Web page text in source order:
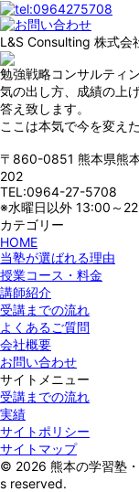
L&S Consulting 株式会
勉強戦略コンサルティ
気の出し方、成績の上
答え致します。
ここは本気で今を変え
〒860-0851 熊本県熊
202
TEL:0964-27-5708
※水曜日以外 13:00～
カテゴリー
HOME
当塾が選ばれる理由
授業コース・料金
講師紹介
受講までの流れ
よくあるご質問
会社概要
お問い合わせ
サイトメニュー
受講までの流れ
実績
サイトポリシー
サイトマップ
© 2026 熊本の学習塾
s reserved.